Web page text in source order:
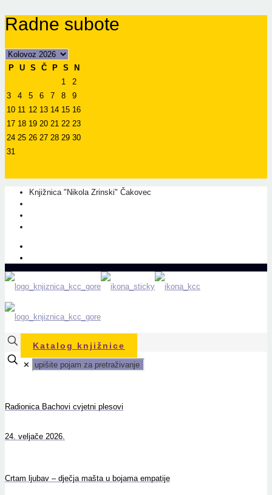
Radne subote
P U S Č P S
N
1
2
3
4 5 6 7 8
9
10 11 12 13 14 15 16
17 18 19 20 21 22 23
24 25 26 27 28 29 30
31
Knjižnica "Nikola Zrinski" Čakovec
Katalog knjižnice
✕
Radionica Bachovi cvjetni plesovi
24. veljače 2026.
Crtam ljubav – dječja mašta u bojama empatije